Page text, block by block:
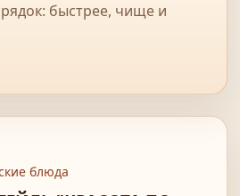
быстрее, чище и
блюда